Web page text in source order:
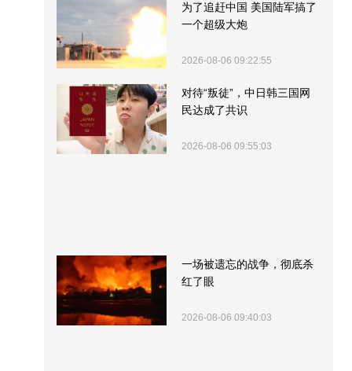
为了追赶中国 美国陆军搞了
一个超级大炮
2026-08-06 09:22:55
对待“叛徒”，中日韩三国网
民达成了共识
2026-08-06 09:55:03
一场被遗忘的战争，彻底杀
红了眼
2026-08-06 09:40:03